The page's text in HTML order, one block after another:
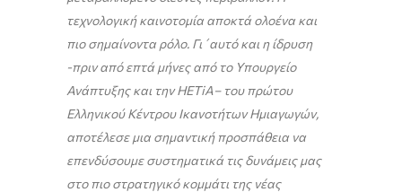
τεχνολογική καινοτομία αποκτά ολοένα και
πιο σημαίνοντα ρόλο. Γι΄αυτό και η ίδρυση
-πριν από επτά μήνες από το Υπουργείο
Ανάπτυξης και τηνHETiA– του πρώτου
Ελληνικού Κέντρου Ικανοτήτων Ημιαγωγών,
αποτέλεσε μια σημαντική προσπάθεια να
επενδύσουμε συστηματικά τις δυνάμεις μας
στο πιο στρατηγικό κομμάτι της νέας